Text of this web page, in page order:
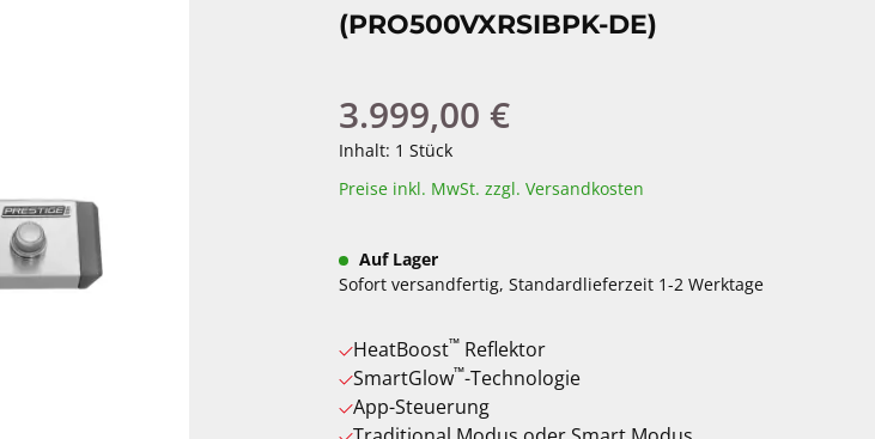
(PRO500VXRSIBPK-DE)
Regulärer Preis:
3.999,00 €
Inhalt: 1 Stück
Preise inkl. MwSt. zzgl. Versandkosten
Auf Lager
Sofort versandfertig, Standardlieferzeit 1-2 Werktage
HeatBoost™ Reflektor
SmartGlow™-Technologie
App-Steuerung